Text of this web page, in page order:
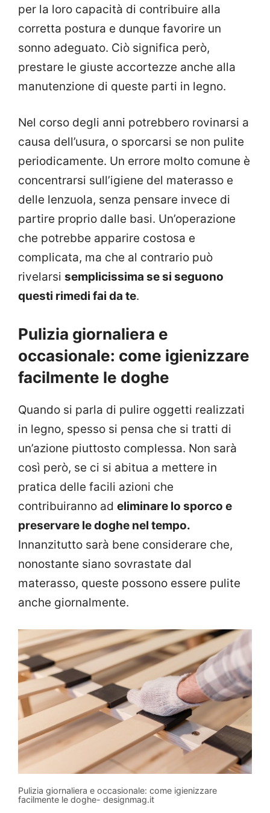
per la loro capacità di contribuire alla
corretta postura e dunque favorire un
sonno adeguato. Ciò significa però,
prestare le giuste accortezze anche alla
manutenzione di queste parti in legno.
Nel corso degli anni potrebbero rovinarsi a
causa dell’usura, o sporcarsi se non pulite
periodicamente. Un errore molto comune è
concentrarsi sull’igiene del materasso e
delle lenzuola, senza pensare invece di
partire proprio dalle basi. Un’operazione
che potrebbe apparire costosa e
complicata, ma che al contrario può
rivelarsi semplicissima se si seguono
questi rimedi fai da te.
Pulizia giornaliera e
occasionale: come igienizzare
facilmente le doghe
Quando si parla di pulire oggetti realizzati
in legno, spesso si pensa che si tratti di
un’azione piuttosto complessa. Non sarà
così però, se ci si abitua a mettere in
pratica delle facili azioni che
contribuiranno ad eliminare lo sporco e
preservare le doghe nel tempo.
Innanzitutto sarà bene considerare che,
nonostante siano sovrastate dal
materasso, queste possono essere pulite
anche giornalmente.
Pulizia giornaliera e occasionale: come igienizzare
facilmente le doghe- designmag.it